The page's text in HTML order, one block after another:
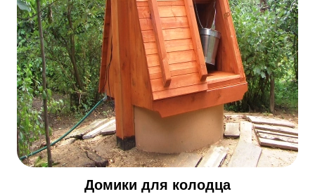
Домики для колодца